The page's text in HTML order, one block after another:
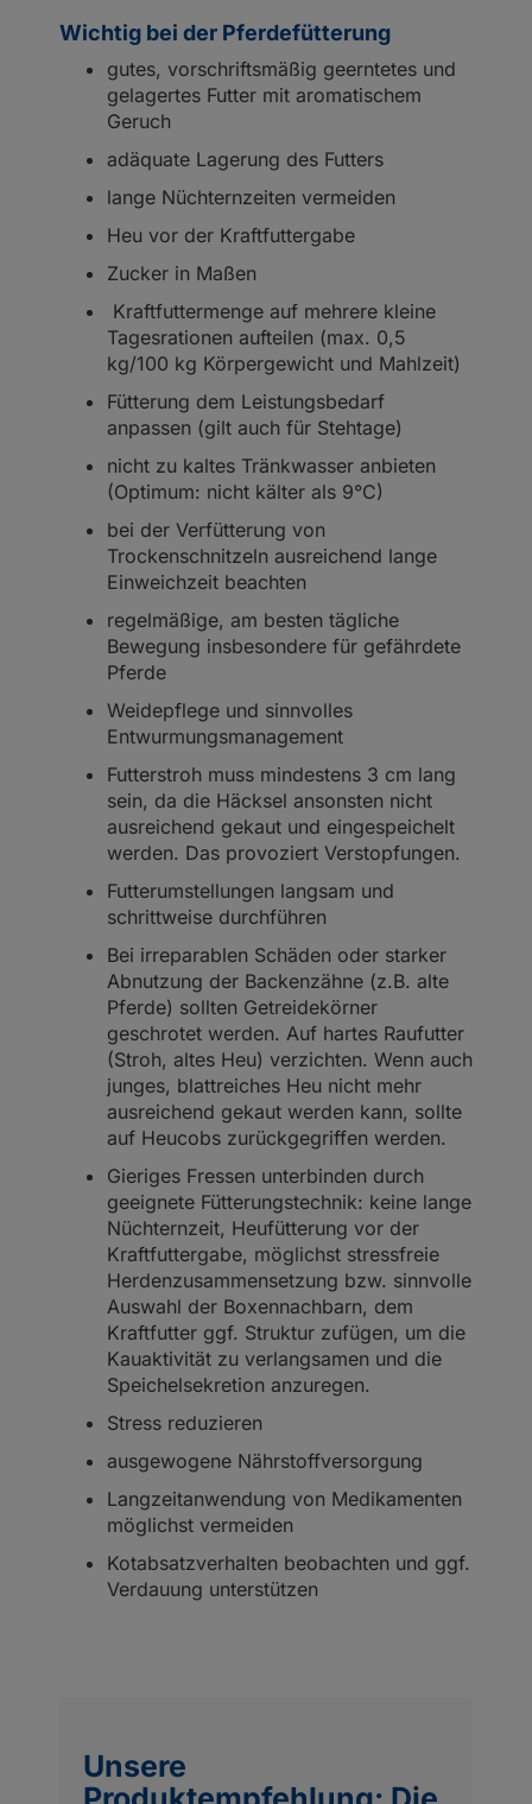
Wichtig bei der Pferdefütterung
gutes, vorschriftsmäßig geerntetes und
gelagertes Futter mit aromatischem
Geruch
adäquate Lagerung des Futters
lange Nüchternzeiten vermeiden
Heu vor der Kraftfuttergabe
Zucker in Maßen
Kraftfuttermenge auf mehrere kleine
Tagesrationen aufteilen (max. 0,5
kg/100 kg Körpergewicht und Mahlzeit)
Fütterung dem Leistungsbedarf
anpassen (gilt auch für Stehtage)
nicht zu kaltes Tränkwasser anbieten
(Optimum: nicht kälter als 9°C)
bei der Verfütterung von
Trockenschnitzeln ausreichend lange
Einweichzeit beachten
regelmäßige, am besten tägliche
Bewegung insbesondere für gefährdete
Pferde
Weidepflege und sinnvolles
Entwurmungsmanagement
Futterstroh muss mindestens 3 cm lang
sein, da die Häcksel ansonsten nicht
ausreichend gekaut und eingespeichelt
werden. Das provoziert Verstopfungen.
Futterumstellungen langsam und
schrittweise durchführen
Bei irreparablen Schäden oder starker
Abnutzung der Backenzähne (z.B. alte
Pferde) sollten Getreidekörner
geschrotet werden. Auf hartes Raufutter
(Stroh, altes Heu) verzichten. Wenn auch
junges, blattreiches Heu nicht mehr
ausreichend gekaut werden kann, sollte
auf Heucobs zurückgegriffen werden.
Gieriges Fressen unterbinden durch
geeignete Fütterungstechnik: keine lange
Nüchternzeit, Heufütterung vor der
Kraftfuttergabe, möglichst stressfreie
Herdenzusammensetzung bzw. sinnvolle
Auswahl der Boxennachbarn, dem
Kraftfutter ggf. Struktur zufügen, um die
Kauaktivität zu verlangsamen und die
Speichelsekretion anzuregen.
Stress reduzieren
ausgewogene Nährstoffversorgung
Langzeitanwendung von Medikamenten
möglichst vermeiden
Kotabsatzverhalten beobachten und ggf.
Verdauung unterstützen
Unsere